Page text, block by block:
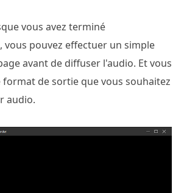
vous avez terminé
vous pouvez effectuer un simple
avant de diffuser l'audio. Et vous
format de sortie que vous souhaitez
audio.